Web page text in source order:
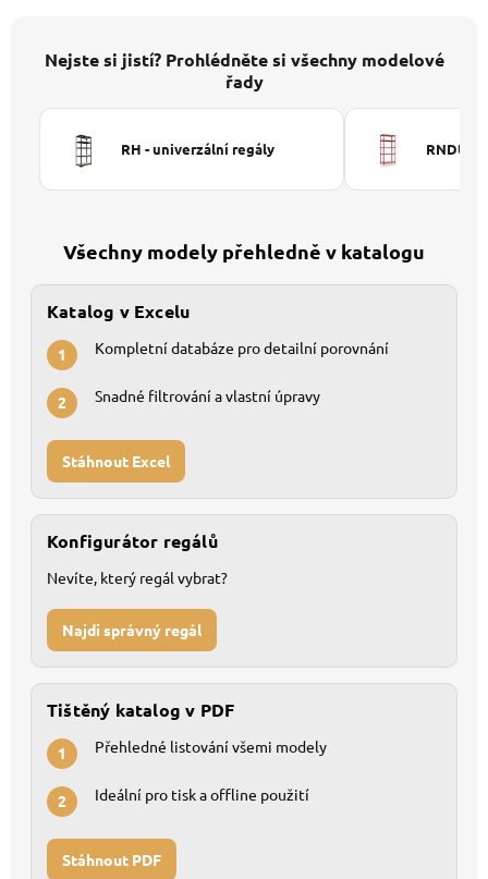
Nejste si jistí? Prohlédněte si všechny modelové
řady
RH - univerzální regály RNDU-
Všechny modely přehledně v katalogu
Katalog v Excelu
1 Kompletní databáze pro detailní porovnání
2 Snadné filtrování a vlastní úpravy
Stáhnout Excel
Konfigurátor regálů
Nevíte, který regál vybrat?
Najdi správný regál
Tištěný katalog v PDF
1 Přehledné listování všemi modely
2 Ideální pro tisk a offline použití
Stáhnout PDF